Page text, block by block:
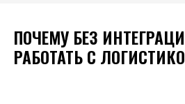
ПОЧЕМУ БЕЗ
РАБОТАТЬ С